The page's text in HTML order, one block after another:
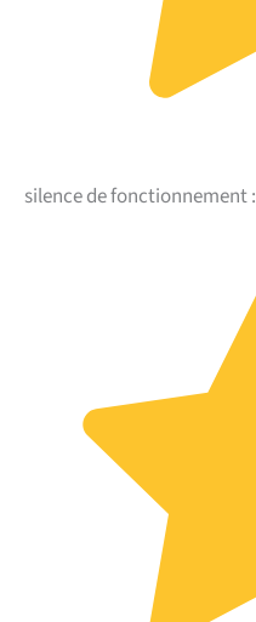
silence de fonctionnement :